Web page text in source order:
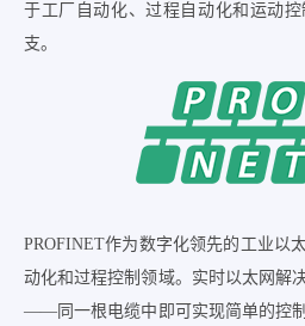
于工厂自动化、过程自动化和运动
支。
PROFINET作为数字化领先的工业以
动化和过程控制领域。实时以太网解
——同一根电缆中即可实现简单的控